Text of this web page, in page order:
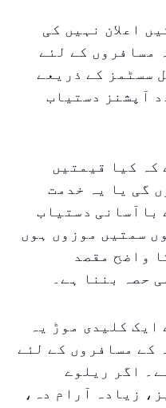
اعلان نہیں کی
مسافروں کے لئے
سسٹمز کے ذریعے
آپشنز دستیاب
کہ کیا قیمتیں
گی یا یہ خدمت
باآسانی دستیاب
سمتیں موزوں ہوں
واضح مقصد
حصہ بننا ہے۔
کلیدی موڑ یہ
کے مسافروں کے لئے
اگر ریلوے
زیادہ آرام دہ،